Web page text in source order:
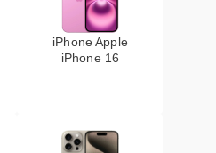
iPhone Apple
iPhone 16